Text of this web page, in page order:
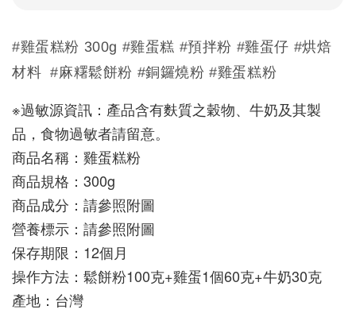
#雞蛋糕粉 300g #雞蛋糕 #預拌粉 #雞蛋仔 #烘焙
材料 #麻糬鬆餅粉 #銅鑼燒粉 #雞蛋糕粉
※過敏源資訊：產品含有麩質之穀物、牛奶及其製
品，食物過敏者請留意。
商品名稱：雞蛋糕粉
商品規格：300g
商品成分：請參照附圖
營養標示：請參照附圖
保存期限：12個月
操作方法：鬆餅粉100克+雞蛋1個60克+牛奶30克
產地：台灣